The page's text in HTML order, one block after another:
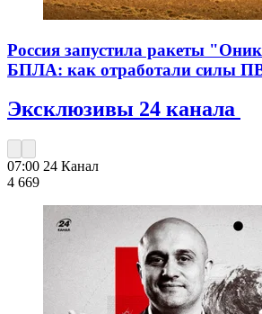
Россия запустила ракеты
БПЛА: как отработали силы
Эксклюзивы 24 канала
07:00 24 Канал
4 669